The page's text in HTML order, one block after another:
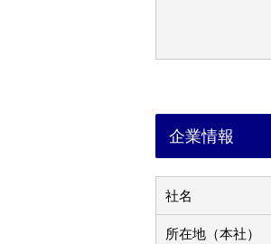
企業情報
社名
所在地（本社）